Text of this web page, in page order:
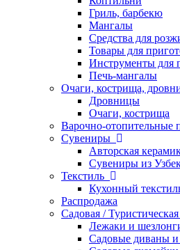
Гриль, барбекю
Мангалы
Средства для
Товары для
Инструменты для
Печь-мангалы
Очаги, кострища,
Дровницы
Очаги, кострища
Варочно-отопительные
Сувениры
Авторская
Сувениры из
Текстиль
Кухонный
Распродажа
Садовая /
Лежаки и
Садовые диваны и